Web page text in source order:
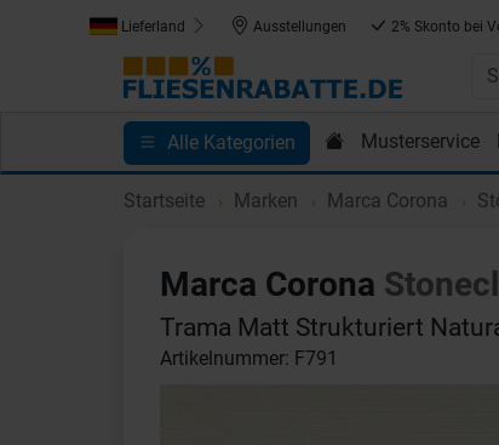
Lieferland Ausstellungen 2% Skonto bei
Alle Kategorien Musterservice
Kundenprojekte Blog Einkaufen bei
Startseite Marken Marca Corona
Marca Corona
Trama Matt Strukturiert
Artikelnummer: F791